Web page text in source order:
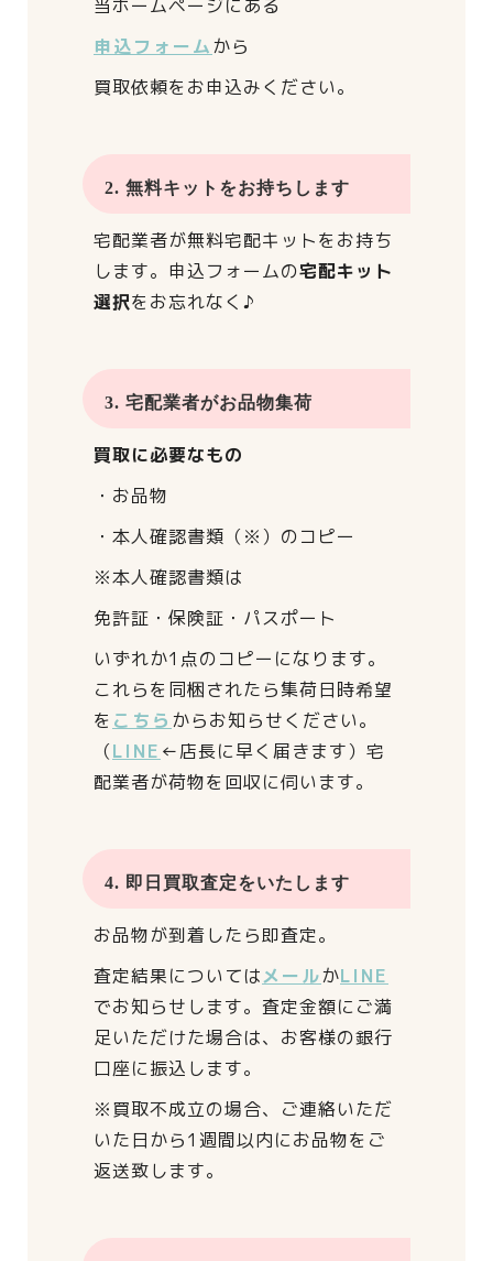
当ホームページにある
申込フォームから
買取依頼をお申込みください。
2. 無料キットをお持ちします
宅配業者が無料宅配キットをお持ち
します。 申込フォームの宅配キット
選択をお忘れなく♪
3. 宅配業者がお品物集荷
買取に必要なもの
・お品物
・本人確認書類（※）のコピー
※本人確認書類は
免許証・保険証・パスポート
いずれか1点のコピーになります。
これらを同梱されたら集荷日時希望
を こちら からお知らせください。
（LINE ←店長に早く届きます） 宅
配業者が荷物を回収に伺います。
4. 即日買取査定をいたします
お品物が到着したら即査定。
査定結果についてはメールかLINE
でお知らせします。 査定金額にご満
足いただけた場合は、 お客様の銀行
口座に振込します。
※買取不成立の場合、 ご連絡いただ
いた日から1週間以内にお品物をご
返送致します。